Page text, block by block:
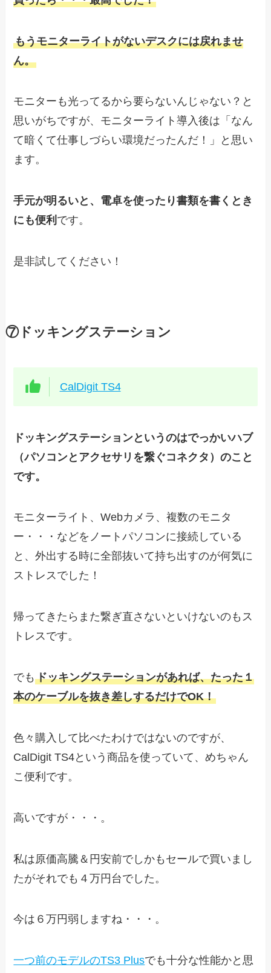
もうモニターライトがないデスクには戻れませ
ん。
モニターも光ってるから要らないんじゃない？と
思いがちですが、モニターライト導入後は「なん
て暗くて仕事しづらい環境だったんだ！」と思い
ます。
手元が明るいと、電卓を使ったり書類を書くとき
にも便利 です。
是非試してください！
⑦ドッキングステーション
CalDigit TS4
ドッキングステーションというのはでっかいハブ
（パソコンとアクセサリを繋ぐコネクタ）のこと
です。
モニターライト、Webカメラ、複数のモニタ
ー・・・などをノートパソコンに接続している
と、外出する時に全部抜いて持ち出すのが何気に
ストレスでした！
帰ってきたらまた繋ぎ直さないといけないのもス
トレスです。
でもドッキングステーションがあれば、たった１
本のケーブルを抜き差しするだけでOK！
色々購入して比べたわけではないのですが、
CalDigit TS4という商品を使っていて、めちゃん
こ便利です。
高いですが・・・。
私は原価高騰＆円安前でしかもセールで買いまし
たがそれでも４万円台でした。
今は６万円弱しますね・・・。
一つ前のモデルのTS3 Plusでも十分な性能かと思